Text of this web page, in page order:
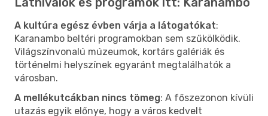
A kultúra egész évben várja a látogatókat:
Karanambo beltéri programokban sem szűkölködik.
Világszínvonalú múzeumok, kortárs galériák és
történelmi helyszínek egyaránt megtalálhatók a
városban.
A mellékutcákban nincs tömeg: A főszezonon kívüli
utazás egyik előnye, hogy a város kedvelt